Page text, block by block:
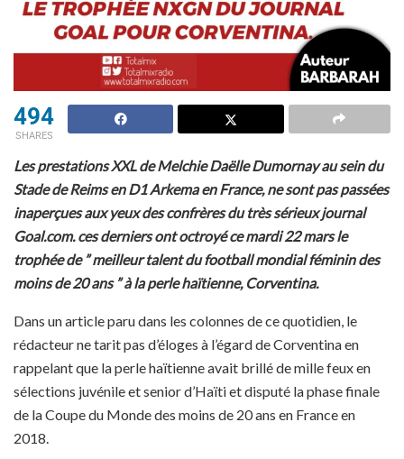
494
SHARES
Les prestations XXL de Melchie Daëlle Dumornay au sein du
Stade de Reims en D1 Arkema en France, ne sont pas passées
inaperçues aux yeux des confrères du très sérieux journal
Goal.com. ces derniers ont octroyé ce mardi 22 mars le
trophée de ” meilleur talent du football mondial féminin des
moins de 20 ans ” à la perle haïtienne, Corventina.
Dans un article paru dans les colonnes de ce quotidien, le
rédacteur ne tarit pas d’éloges à l’égard de Corventina en
rappelant que la perle haïtienne avait brillé de mille feux en
sélections juvénile et senior d’Haïti et disputé la phase finale
de la Coupe du Monde des moins de 20 ans en France en
2018.